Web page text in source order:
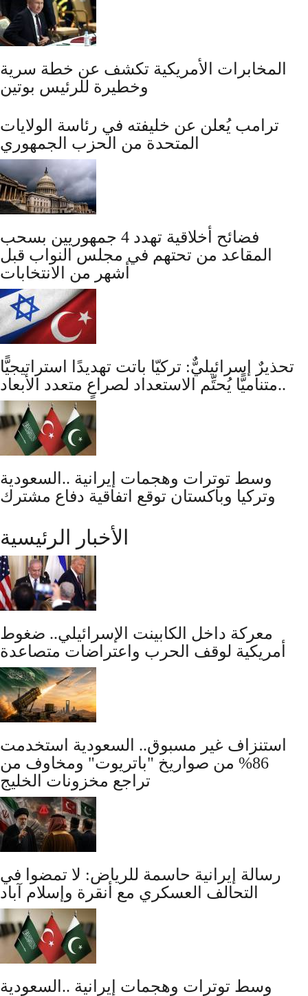
المخابرات الأمريكية تكشف عن خطة سرية
وخطيرة للرئيس بوتين
ترامب يُعلن عن خليفته في رئاسة الولايات
المتحدة من الحزب الجمهوري
فضائح أخلاقية تهدد 4 جمهوريين بسحب
المقاعد من تحتهم في مجلس النواب قبل
أشهر من الانتخابات
تحذيرٌ إسرائيليٌّ: تركيّا باتت تهديدًا استراتيجيًّا
متناميًّا يُحتِّم الاستعداد لصراعٍ متعدد الأبعاد..
وسط توترات وهجمات إيرانية ..السعودية
وتركيا وباكستان توقع اتفاقية دفاع مشترك
الأخبار الرئيسية
معركة داخل الكابينت الإسرائيلي.. ضغوط
أمريكية لوقف الحرب واعتراضات متصاعدة
استنزاف غير مسبوق.. السعودية استخدمت
86% من صواريخ "باتريوت" ومخاوف من
تراجع مخزونات الخليج
رسالة إيرانية حاسمة للرياض: لا تمضوا في
التحالف العسكري مع أنقرة وإسلام آباد
وسط توترات وهجمات إيرانية ..السعودية